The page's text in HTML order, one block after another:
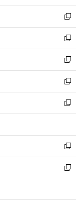
開
く
ウ
で
開
く
ン
ド
ウ
で
開
く
ウ
ィ
ン
ド
ウ
で
開
く
新
し
い
ウ
ィ
ン
ド
ウ
で
開
新
し
い
ウ
ィ
ン
ド
ウ
開
く
新
し
い
ウ
ィ
ン
ウ
で
開
く
新
し
い
ウ
ン
ド
ウ
で
新
し
ウ
ィ
ン
ド
開
新
し
い
ン
新
ウ